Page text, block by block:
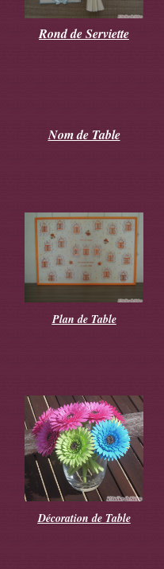
Rond de Serviette
Nom de Table
Plan de Table
Décoration de Table